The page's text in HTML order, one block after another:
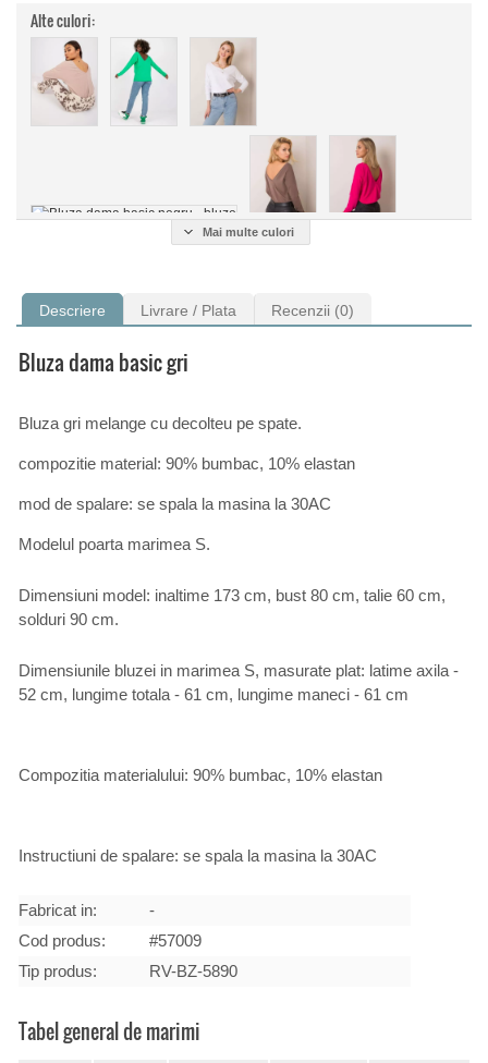
Alte culori:
Mai multe culori
Descriere Livrare / Plata Recenzii (0)
Bluza dama basic gri
Bluza gri melange cu decolteu pe spate.
compozitie material: 90% bumbac, 10% elastan
mod de spalare: se spala la masina la 30AC
Modelul poarta marimea S.
Dimensiuni model: inaltime 173 cm, bust 80 cm, talie 60 cm,
solduri 90 cm.
Dimensiunile bluzei in marimea S, masurate plat: latime axila -
52 cm, lungime totala - 61 cm, lungime maneci - 61 cm
Compozitia materialului: 90% bumbac, 10% elastan
Instructiuni de spalare: se spala la masina la 30AC
Fabricat in:
-
Cod produs:
#57009
Tip produs:
RV-BZ-5890
Tabel general de marimi